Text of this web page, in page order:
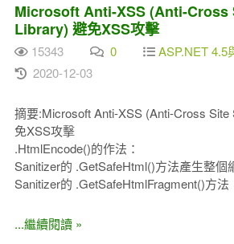
Microsoft Anti-XSS (Anti-
Library) 避免XSS攻擊
15343 0
ASP.NET 4.5
2020-12-03
摘要:Microsoft Anti-XSS (Anti-Cross Site
免XSS攻擊
.HtmlEncode()的作法：
Sanitizer的 .GetSafeHtml()方法產生整個
Sanitizer的 .GetSafeHtmlFragment()方法
...繼續閱讀 »